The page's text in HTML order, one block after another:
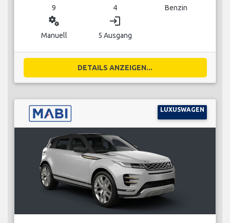
9 4 Benzin
miscellaneous_services
Manuell
login
5 Ausgang
DETAILS ANZEIGEN...
LUXUSWAGEN